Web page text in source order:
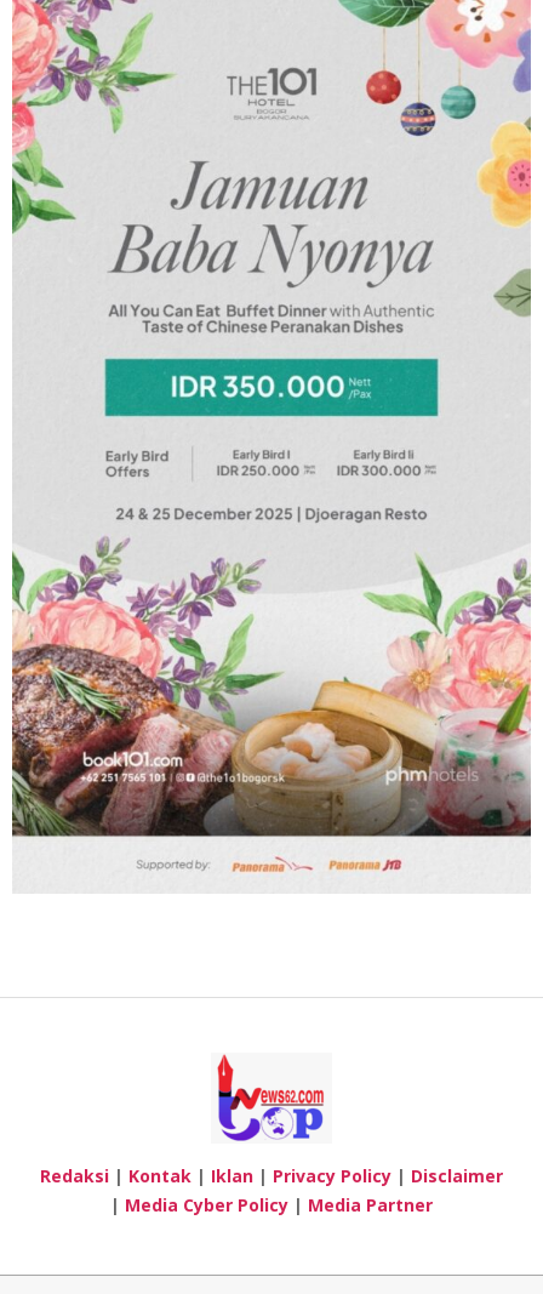
Redaksi | Kontak | Iklan | Privacy Policy | Disclaimer
| Media Cyber Policy | Media Partner